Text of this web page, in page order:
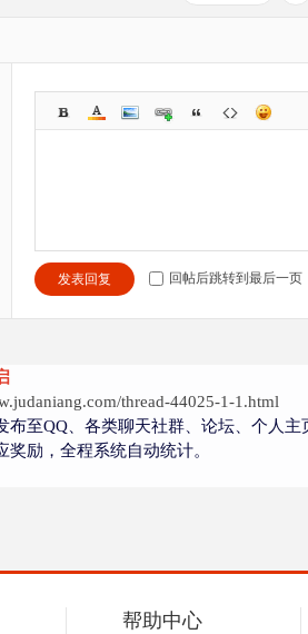
发表回复 回帖后跳转到最后一页
thread-44025-1-1.html
布至QQ、各类聊天社群、论坛、个人
励，全程系统自动统计。
帮助中心